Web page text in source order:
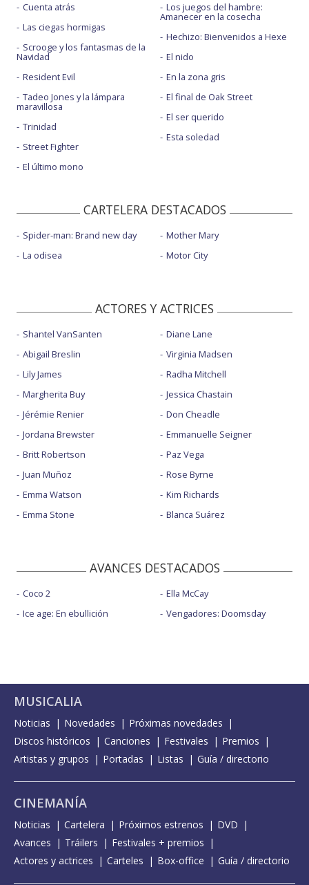
Cuenta atrás
Las ciegas hormigas
Scrooge y los fantasmas de la
Navidad
Resident Evil
Tadeo Jones y la lámpara
maravillosa
Trinidad
Street Fighter
El último mono
Los juegos del hambre:
Amanecer en la cosecha
Hechizo: Bienvenidos a Hexe
El nido
En la zona gris
El final de Oak Street
El ser querido
Esta soledad
CARTELERA DESTACADOS
Spider-man: Brand new day
La odisea
Mother Mary
Motor City
ACTORES Y ACTRICES
Shantel VanSanten
Abigail Breslin
Lily James
Margherita Buy
Jérémie Renier
Jordana Brewster
Britt Robertson
Juan Muñoz
Emma Watson
Emma Stone
Diane Lane
Virginia Madsen
Radha Mitchell
Jessica Chastain
Don Cheadle
Emmanuelle Seigner
Paz Vega
Rose Byrne
Kim Richards
Blanca Suárez
AVANCES DESTACADOS
Coco 2
Ice age: En ebullición
Ella McCay
Vengadores: Doomsday
MUSICALIA
Noticias Novedades
Próximas novedades
Discos históricos
Canciones Festivales
Premios
Artistas y grupos
Portadas Listas Guía / directorio
CINEMANÍA
Noticias Cartelera Próximos estrenos
DVD
Avances
Tráilers
Festivales + premios
Actores y actrices
Carteles Box-office Guía / directorio